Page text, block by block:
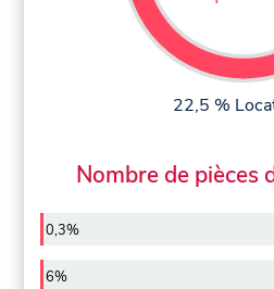
22,5 %
Nombre de pièces
0,3%
6%